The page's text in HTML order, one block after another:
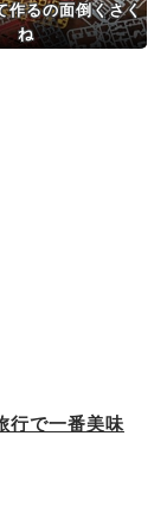
作るの面倒くさく
ね
行で一番美味